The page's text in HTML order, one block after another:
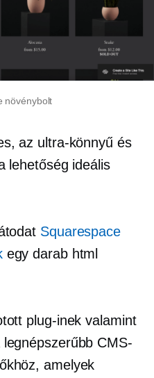
növénybolt
az ultra-könnyűés
lehetőség ideális
Squarespace
egy darab html
plug-inek valamint
CMS-
amelyek